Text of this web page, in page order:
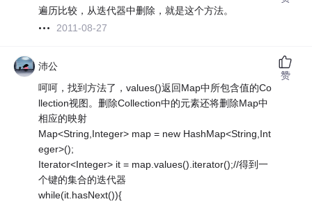
遍历比较，从迭代器中删除，就是这个方法。
2011-08-27
沛公
呵呵，找到方法了，values()返回Map中所包含值的Co
llection视图。删除Collection中的元素还将删除Map中
相应的映射
Map<String,Integer> map = new HashMap<String,Int
eger>();
Iterator<Integer> it = map.values().iterator();//得到一
个键的集合的迭代器
while(it.hasNext()){
赞